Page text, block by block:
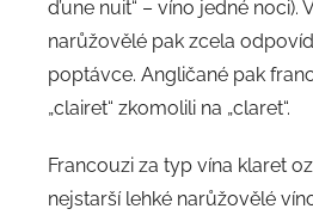
d’une nuit“ – víno jedné noci).
narůžovělé pak zcela
poptávce. Angličané pak
„clairet“ zkomolili na „claret“.
Francouzi za typ vína klaret
nejstarší lehké narůžovělé